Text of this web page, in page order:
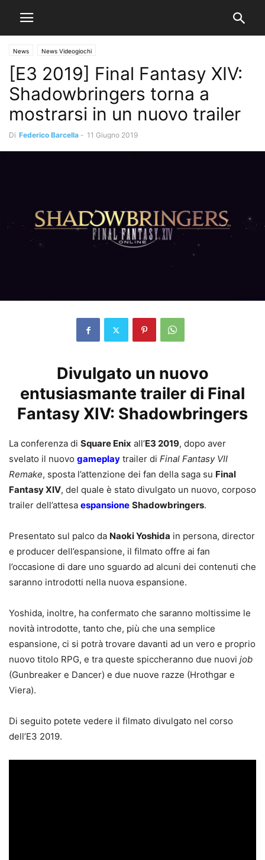
News News Videogiochi
[E3 2019] Final Fantasy XIV:
Shadowbringers torna a
mostrarsi in un nuovo trailer
Di Federico Barcella - 11 Giugno 2019
Divulgato un nuovo
entusiasmante trailer di Final
Fantasy XIV: Shadowbringers
La conferenza di Square Enix all’E3 2019, dopo aver
svelato il nuovo gameplay trailer di Final Fantasy VII
Remake, sposta l’attenzione dei fan della saga su Final
Fantasy XIV, del quale è stato divulgato un nuovo, corposo
trailer dell’attesa espansione Shadowbringers.
Presentato sul palco da Naoki Yoshida in persona, director
e producer dell’espansione, il filmato offre ai fan
l’occasione di dare uno sguardo ad alcuni dei contenuti che
saranno introdotti nella nuova espansione.
Yoshida, inoltre, ha confermato che saranno moltissime le
novità introdotte, tanto che, più che una semplice
espansione, ci si potrà trovare davanti ad un vero e proprio
nuovo titolo RPG, e tra queste spiccheranno due nuovi job
(Gunbreaker e Dancer) e due nuove razze (Hrothgar e
Viera).
Di seguito potete vedere il filmato divulgato nel corso
dell’E3 2019.